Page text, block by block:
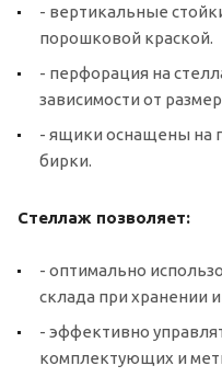
- вертикальные
порошковой краской.
- перфорация на
зависимости от
- ящики оснащены на
бирки.
Стеллаж позволяет:
- оптимально
склада при хранении
- эффективно
комплектующих и